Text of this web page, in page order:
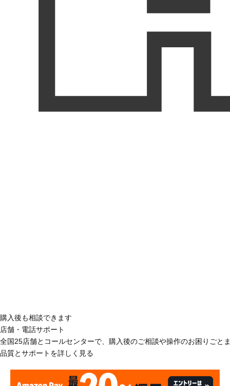
購入後も相談できます
店舗・電話サポート
全国25店舗とコールセンターで、購入後のご相談や操作のお困りごと
品質とサポートを詳しく見る